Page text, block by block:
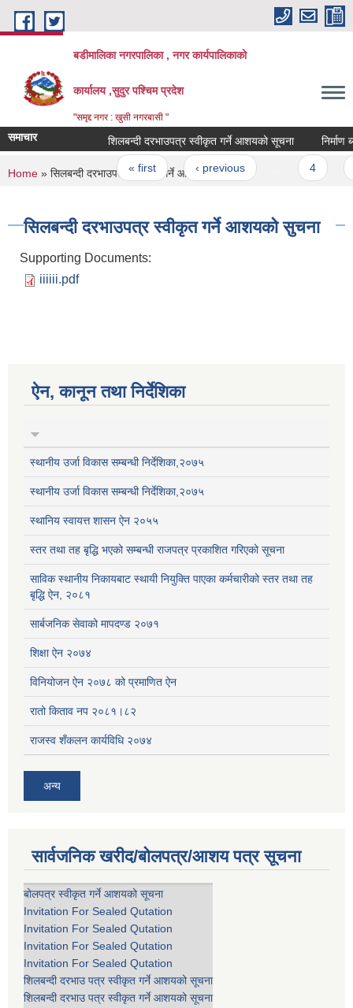
Skip to main content
बडीमालिका नगरपालिका , नगर कार्यपालिकाको
कार्यालय ,सुदुर पश्चिम प्रदेश
"समृद्द नगर : खुसी नगरबासी "
समाचार शिलबन्दी दरभाउपत्र स्वीकृत गर्ने आशयको सूचना निर्माण
Pages
« first ‹ previous
You are here
Home » सिलबन्दी दरभाउपत्र स्वीकृत गर्ने आशयको सुचना
सिलबन्दी दरभाउपत्र स्वीकृत गर्ने आशयको सुचना
Supporting Documents:
iiiiii.pdf
ऐन, कानून तथा निर्देशिका
स्थानीय उर्जा विकास सम्बन्धी निर्देशिका,२०७५
स्थानीय उर्जा विकास सम्बन्धी निर्देशिका,२०७५
स्थानिय स्वायत्त शासन ऐन २०५५
स्तर तथा तह बृद्धि भएको सम्बन्धी राजपत्र प्रकाशित गरिएको सूचना
साविक स्थानीय निकायबाट स्थायी नियुक्ति पाएका कर्मचारीको स्तर तथा तह
बृद्धि ऐन, २०८१
सार्बजनिक सेवाको मापदण्ड २०७१
शिक्षा ऐन २०७४
विनियोजन ऐन २०७८ को प्रमाणित ऐन
रातो किताव नप २०८१।८२
राजस्व शँकलन कार्यविधि २०७४
अन्य
सार्वजनिक खरीद/बोलपत्र/आशय पत्र सूचना
बोलपत्र स्वीकृत गर्ने आशयको सूचना
Invitation For Sealed Qutation
Invitation For Sealed Qutation
Invitation For Sealed Qutation
Invitation For Sealed Qutation
शिलबन्दी दरभाउ पत्र स्वीकृत गर्ने आशयको सूचना
शिलबन्दी दरभाउ पत्र स्वीकृत गर्ने आशयको सूचना